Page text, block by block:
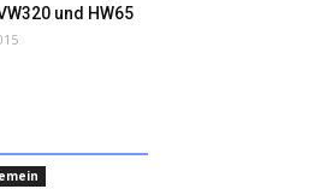
und HW65